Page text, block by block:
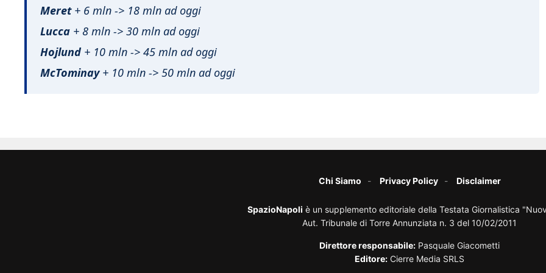
Meret+ 6 mln -> 18 mln ad oggi
Lucca + 8 mln -> 30 mln ad oggi
Hojlund + 10 mln -> 45 mln ad oggi
McTominay+ 10 mln -> 50 mln ad oggi
Chi Siamo Privacy Policy Disclaimer
SpazioNapoli è un supplemento editoriale della Testata Giornalistica
Aut. Tribunale di Torre Annunziata n. 3 del 10/02/2011
Direttore responsabile: Pasquale Giacometti
Editore: Cierre Media SRLS